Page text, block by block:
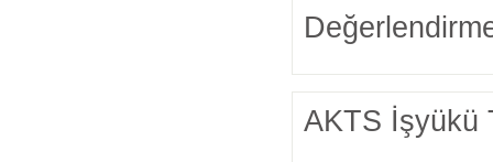
AKTS İşyükü